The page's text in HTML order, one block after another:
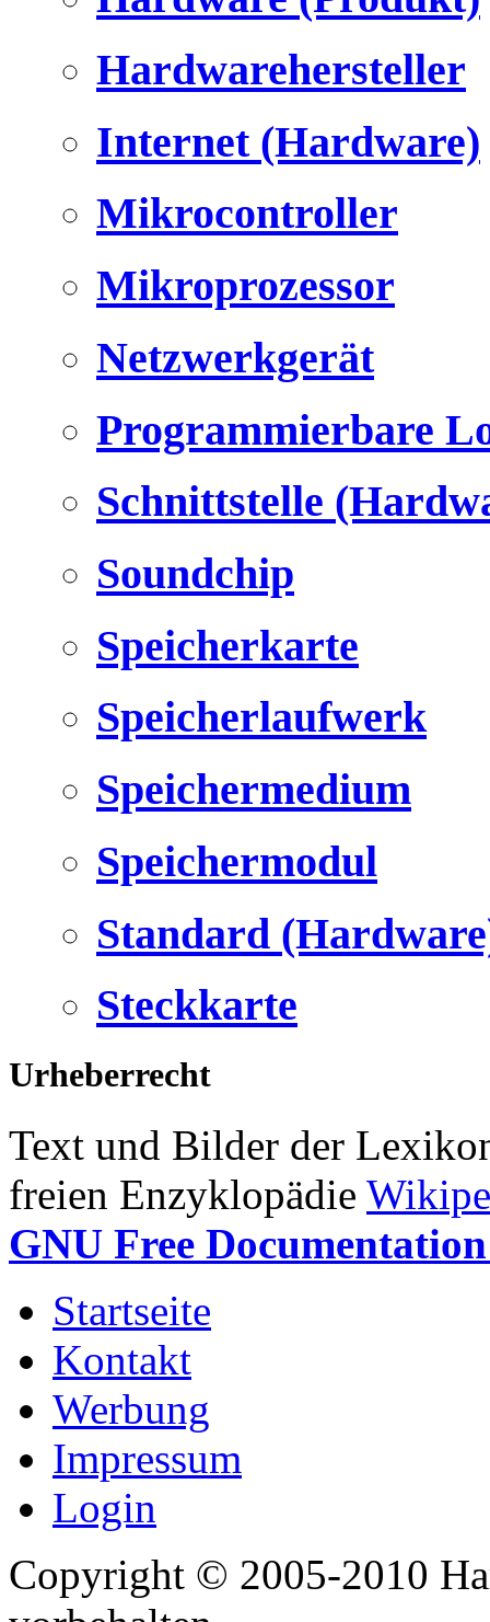
Hardwarehersteller
Internet (Hardware)
Mikrocontroller
Mikroprozessor
Netzwerkgerät
Programmierbare
Schnittstelle
Soundchip
Speicherkarte
Speicherlaufwerk
Speichermedium
Speichermodul
Standard
Steckkarte
Urheberrecht
Text und Bilder der
freien Enzyklopädie
GNU Free
Startseite
Kontakt
Werbung
Impressum
Login
Copyright © 2005-2010